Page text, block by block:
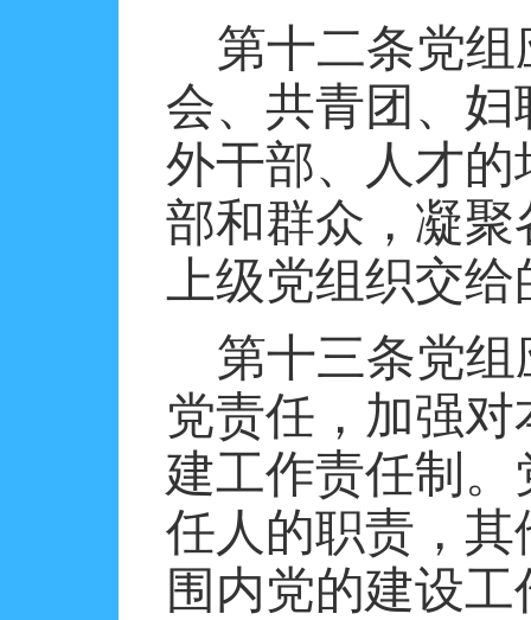
第十二条党
会、共青团、
外干部、人才
部和群众，凝
上级党组织交
第十三条党
党责任，加强
建工作责任制
任人的职责，
围内党的建设工